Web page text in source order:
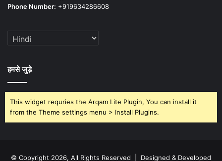
Phone Number: +919634286608
हमसे जुड़े
This widget requries the Arqam Lite Plugin, You can install it
from the Theme settings menu > Install Plugins.
© Copyright 2026, All Rights Reserved | Designed & Developed